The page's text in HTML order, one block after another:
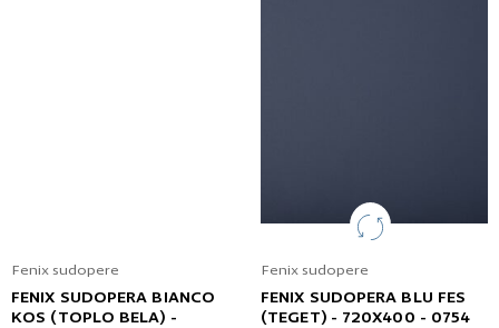
Fenix sudopere
FENIX SUDOPERA BIANCO
KOS (TOPLO BELA) -
Fenix sudopere
FENIX SUDOPERA BLU FES
(TEGET) - 720X400 - 0754